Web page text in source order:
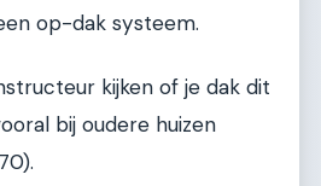
op-dak systeem.
kijken of je dak dit
bij oudere huizen